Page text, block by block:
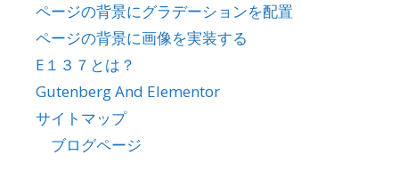
ページの背景にグラデーションを配置
ページの背景に画像を実装する
E１３７とは？
Gutenberg And Elementor
サイトマップ
ブログページ